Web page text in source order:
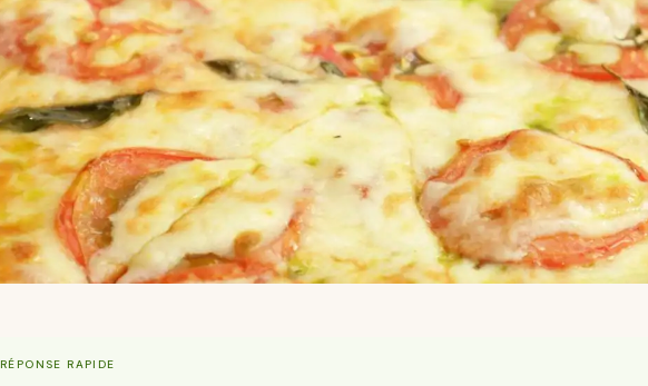
RÉPONSE RAPIDE